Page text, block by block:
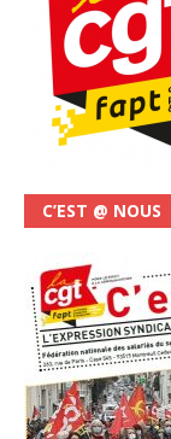
C’EST @ NOUS